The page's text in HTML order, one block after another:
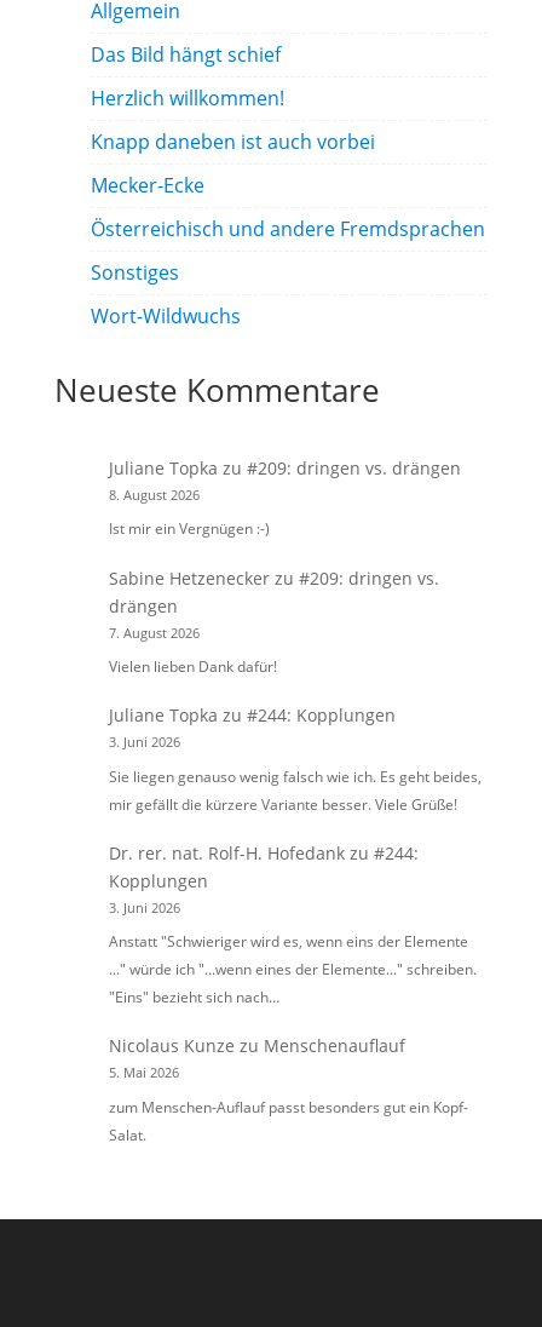
Allgemein
Das Bild hängt schief
Herzlich willkommen!
Knapp daneben ist auch vorbei
Mecker-Ecke
Österreichisch und andere Fremdsprachen
Sonstiges
Wort-Wildwuchs
Neueste Kommentare
Juliane Topka zu#209: dringen vs. drängen
8. August 2026
Ist mir ein Vergnügen :-)
Sabine Hetzenecker zu#209: dringen vs.
drängen
7. August 2026
Vielen lieben Dank dafür!
Juliane Topka zu#244: Kopplungen
3. Juni 2026
Sie liegen genauso wenig falsch wie ich. Es geht beides,
mir gefällt die kürzere Variante besser. Viele Grüße!
Dr. rer. nat. Rolf-H. Hofedank zu#244:
Kopplungen
3. Juni 2026
Anstatt "Schwieriger wird es, wenn eins der Elemente
..." würde ich "...wenn eines der Elemente..." schreiben.
"Eins" bezieht sich nach…
Nicolaus Kunze zu Menschenauflauf
5. Mai 2026
zum Menschen-Auflauf passt besonders gut ein Kopf-
Salat.